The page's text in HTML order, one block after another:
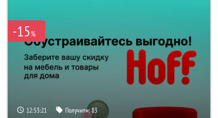
-15%
12:53:20 Получили:83